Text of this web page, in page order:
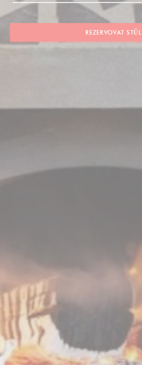
REZERVOVAT STŮL